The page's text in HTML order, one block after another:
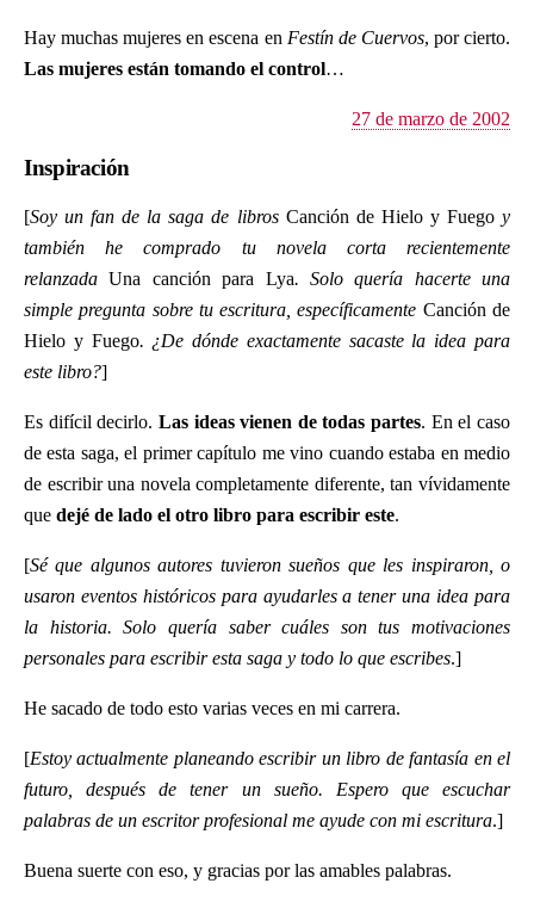
Hay muchas mujeres en escena en Festín de Cuervos, por cierto.
Las mujeres están tomando el control…
27 de marzo de 2002
Inspiración
[Soy un fan de la saga de libros Canción de Hielo y Fuegoy
también he comprado tu novela corta recientemente
relanzadaUna canción para Lya. Solo quería hacerte una
simple pregunta sobre tu escritura, específicamente Canción de
Hielo y Fuego. ¿De dónde exactamente sacaste la idea para
este libro?]
Es difícil decirlo. Las ideas vienen de todas partes. En el caso
de esta saga, el primer capítulo me vino cuando estaba en medio
de escribir una novela completamente diferente, tan vívidamente
que dejé de lado el otro libro para escribir este.
[Sé que algunos autores tuvieron sueños que les inspiraron, o
usaron eventos históricos para ayudarles a tener una idea para
la historia. Solo quería saber cuáles son tus motivaciones
personales para escribir esta saga y todo lo que escribes.]
He sacado de todo esto varias veces en mi carrera.
[Estoy actualmente planeando escribir un libro de fantasía en el
futuro, después de tener un sueño. Espero que escuchar
palabras de un escritor profesional me ayude con mi escritura.]
Buena suerte con eso, y gracias por las amables palabras.